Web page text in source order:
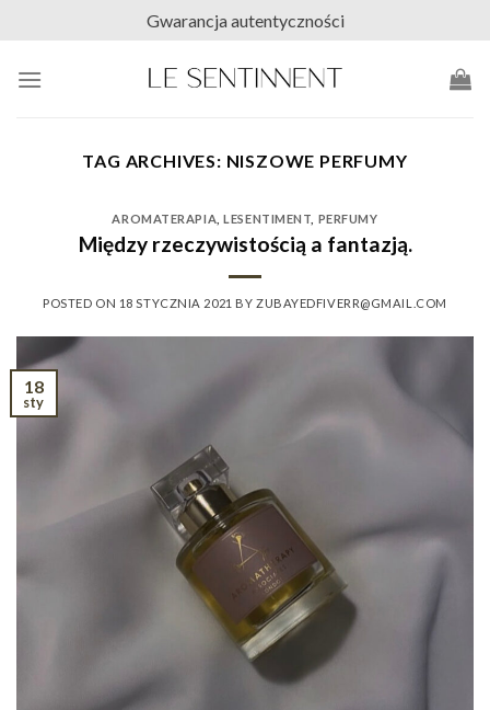
content
Gwarancja autentyczności
TAG ARCHIVES: NISZOWE PERFUMY
AROMATERAPIA ,LESENTIMENT PERFUMY
Między rzeczywistością a fantazją.
POSTED ON 18 STYCZNIA 2021 BY ZUBAYEDFIVERR@GMAIL.COM
18
sty